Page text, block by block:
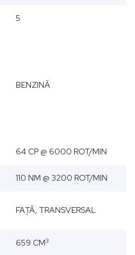
5
BENZINĂ
64 CP @ 6000 ROT/MIN
110 NM @ 3200 ROT/MIN
FAŢĂ, TRANSVERSAL
659 CM3